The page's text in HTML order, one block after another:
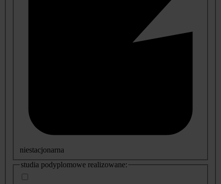
niestacjonarna
studia podyplomowe realizowane: